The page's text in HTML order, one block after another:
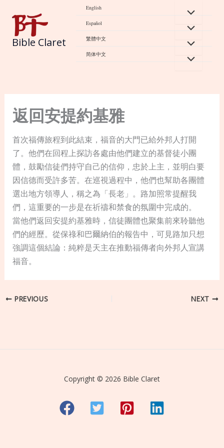
content
Bible Claret
English
Español
繁體中文
简体中文
返回安提約基雅
首次福傳旅程到此結束，福音的大門已給外邦人打開
了。他們在回程上探訪各處由他們建立的基督徒小團
體，鼓勵信徒們持守自己的信仰，忠於上主，並明白要
因信德而受許多苦。在巡視過程中，他們也幫助各團體
選出地方領導人，稱之為「長老」。路加照常提醒我
們，這重要的一步是在祈禱和禁食的氛圍中完成的。
當他們返回安提約基雅時，信徒團體也聚集前來聆聽他
們的經歷。從保祿和巴爾納伯的報告中，可見路加只想
強調這個結論：純粹是天主在推動福傳者向外邦人宣講
福音。
PREVIOUS NEXT
Copyright © 2026 Bible Claret